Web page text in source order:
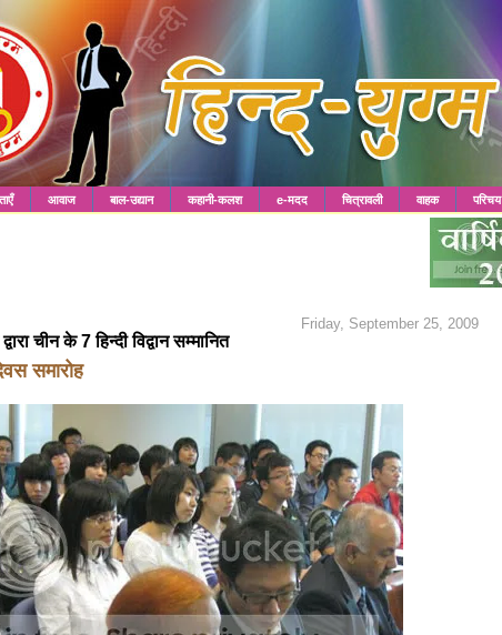
आवाज बाल-उद्यान कहानी-कलश e-मदद चित्रावली वाहक परिचय
Friday, September 25, 2009
चीन के 7 हिन्दी विद्वान सम्मानित
समारोह